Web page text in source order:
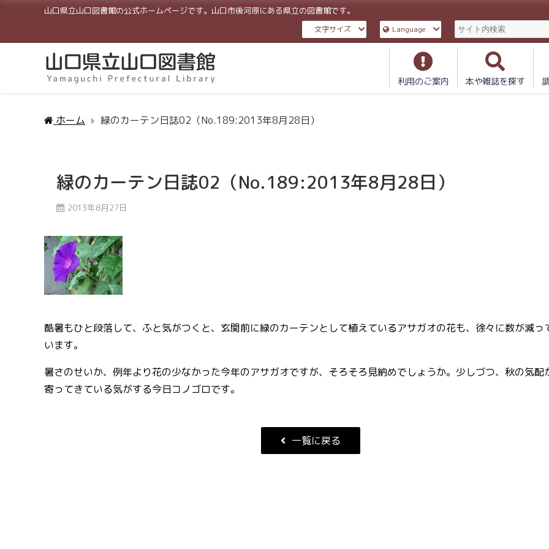
山口県立山口図書館の公式ホームページです。山口市後河原にある県立の図書館です。
文字サイズ Language
利用のご案内 本や雑誌を探す
ホーム 緑のカーテン日誌02（No.189:2013年8月28日）
緑のカーテン日誌02（No.189:2013年8月28日）
2013年8月27日
酷暑もひと段落して、ふと気がつくと、玄関前に緑のカーテンとして植えているアサガオの花も、徐々に数が減っ
います。
暑さのせいか、例年より花の少なかった今年のアサガオですが、そろそろ見納めでしょうか。少しづつ、秋の気配
寄ってきている気がする今日コノゴロです。
一覧に戻る